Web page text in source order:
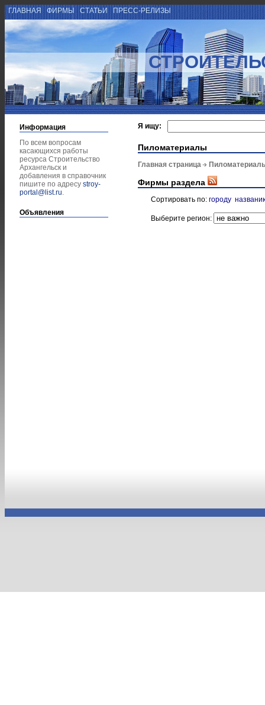
ГЛАВНАЯ ФИРМЫ СТАТЬИ ПРЕСС-РЕЛИЗЫ
Информация
По всем вопросам
касающихся работы
ресурса Строительство
Архангельск и
добавления в справочник
пишите по адресу stroy-
portal@list.ru.
Объявления
Я ищу:
Пиломатериалы
Главная страница
Фирмы раздела
Сортировать по: городу
Выберите регион: